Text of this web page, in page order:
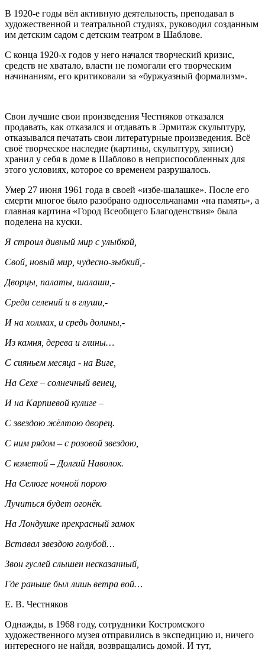
В 1920-е годы вёл активную деятельность, преподавал в
художественной и театральной студиях, руководил созданным
им детским садом с детским театром в Шаблове.
С конца 1920-х годов у него начался творческий кризис,
средств не хватало, власти не помогали его творческим
начинаниям, его критиковали за «буржуазный формализм».
Свои лучшие свои произведения Честняков отказался
продавать, как отказался и отдавать в Эрмитаж скульптуру,
отказывался печатать свои литературные произведения. Всё
своё творческое наследие (картины, скульптуру, записи)
хранил у себя в доме в Шаблово в неприспособленных для
этого условиях, которое со временем разрушалось.
Умер 27 июня 1961 года в своей «избе-шалашке». После его
смерти многое было разобрано односельчанами «на память», а
главная картина «Город Всеобщего Благоденствия» была
поделена на куски.
Я строил дивный мир с улыбкой,
Свой, новый мир, чудесно-зыбкий,-
Дворцы, палаты, шалаши,-
Среди селений и в глуши,-
И на холмах, и средь долины,-
Из камня, дерева и глины…
С сияньем месяца - на Виге,
На Сехе – солнечный венец,
И на Карпиевой кулиге –
С звездою жёлтою дворец.
С ним рядом – с розовой звездою,
С кометой – Долгий Наволок.
На Селюге ночной порою
Лучиться будет огонёк.
На Лондушке прекрасный замок
Вставал звездою голубой…
Звон гуслей слышен несказанный,
Где раньше был лишь ветра вой…
Е. В. Честняков
Однажды, в 1968 году, сотрудники Костромского
художественного музея отправились в экспедицию и, ничего
интересного не найдя, возвращались домой. И тут,